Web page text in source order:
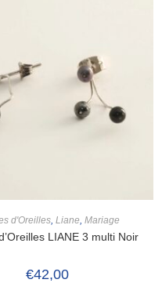
d'Oreilles,Liane,Mariage
LIANE 3 multi Noir
€42,00